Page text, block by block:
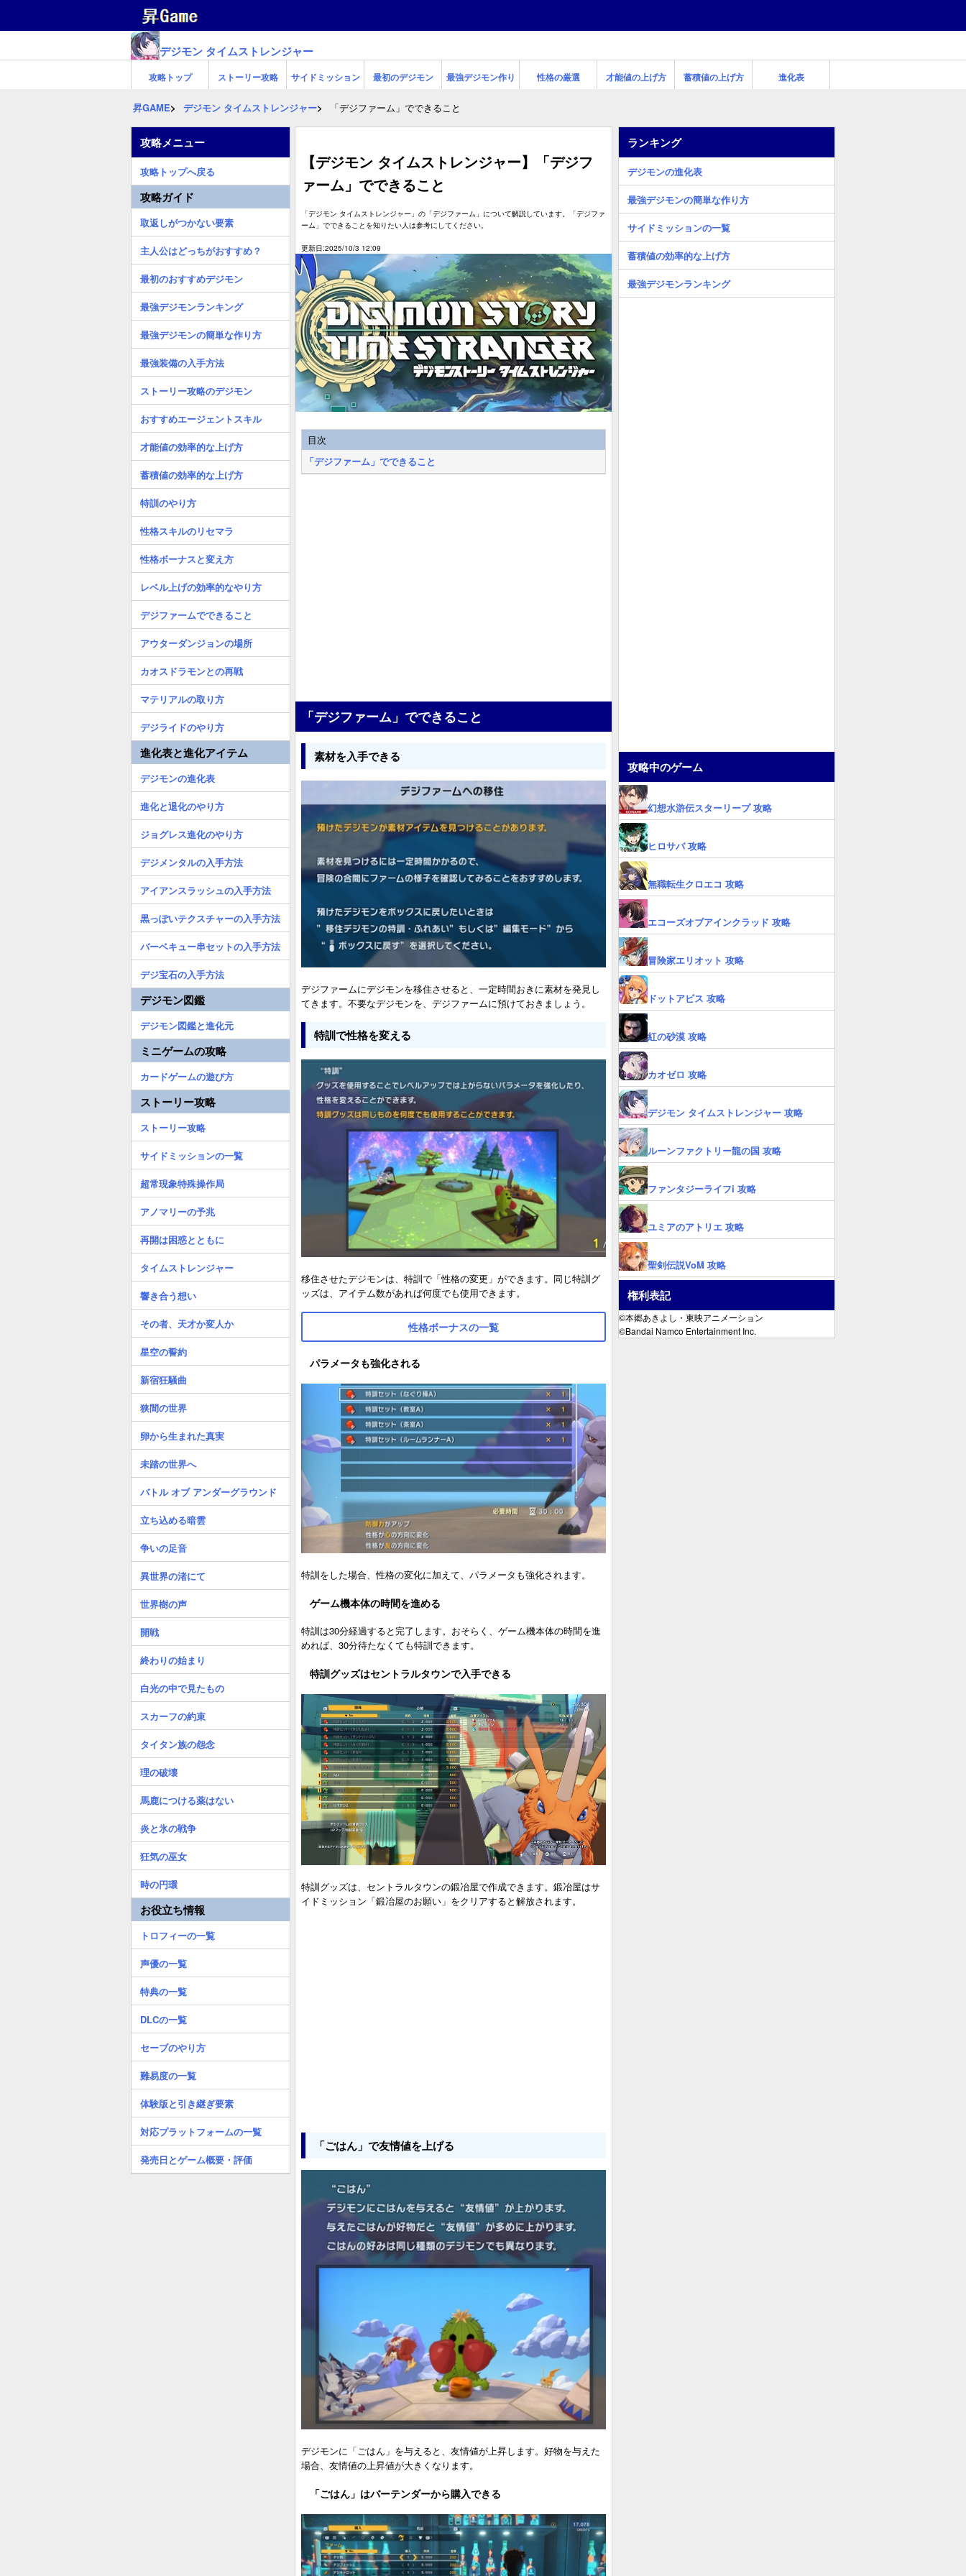
デジモン タイムストレンジャー
攻略トップ ストーリー攻略 サイドミッション 最初のデジモン 最強デジモン作り 性格の厳選 才能値の上げ方 蓄積値の上げ方 進化表
昇GAME デジモン タイムストレンジャー 「デジファーム」でできること
【デジモン タイムストレンジャー】「デジフ
ァーム」でできること
「デジモン タイムストレンジャー」の「デジファーム」について解説しています。「デジファ
ーム」でできることを知りたい人は参考にしてください。
更新日:2025/10/3 12:09
目次
「デジファーム」でできること
「デジファーム」でできること
素材を入手できる
デジファームにデジモンを移住させると、一定時間おきに素材を発見し
てきます。不要なデジモンを、デジファームに預けておきましょう。
特訓で性格を変える
移住させたデジモンは、特訓で「性格の変更」ができます。同じ特訓グ
ッズは、アイテム数があれば何度でも使用できます。
性格ボーナスの一覧
パラメータも強化される
特訓をした場合、性格の変化に加えて、パラメータも強化されます。
ゲーム機本体の時間を進める
特訓は30分経過すると完了します。おそらく、ゲーム機本体の時間を進
めれば、30分待たなくても特訓できます。
特訓グッズはセントラルタウンで入手できる
特訓グッズは、セントラルタウンの鍛冶屋で作成できます。鍛冶屋はサ
イドミッション「鍛冶屋のお願い」をクリアすると解放されます。
「ごはん」で友情値を上げる
デジモンに「ごはん」を与えると、友情値が上昇します。好物を与えた
場合、友情値の上昇値が大きくなります。
「ごはん」はバーテンダーから購入できる
攻略メニュー
攻略トップへ戻る
攻略ガイド
取返しがつかない要素
主人公はどっちがおすすめ？
最初のおすすめデジモン
最強デジモンランキング
最強デジモンの簡単な作り方
最強装備の入手方法
ストーリー攻略のデジモン
おすすめエージェントスキル
才能値の効率的な上げ方
蓄積値の効率的な上げ方
特訓のやり方
性格スキルのリセマラ
性格ボーナスと変え方
レベル上げの効率的なやり方
デジファームでできること
アウターダンジョンの場所
カオスドラモンとの再戦
マテリアルの取り方
デジライドのやり方
進化表と進化アイテム
デジモンの進化表
進化と退化のやり方
ジョグレス進化のやり方
デジメンタルの入手方法
アイアンスラッシュの入手方法
黒っぽいテクスチャーの入手方法
バーベキュー串セットの入手方法
デジ宝石の入手方法
デジモン図鑑
デジモン図鑑と進化元
ミニゲームの攻略
カードゲームの遊び方
ストーリー攻略
ストーリー攻略
サイドミッションの一覧
超常現象特殊操作局
アノマリーの予兆
再開は困惑とともに
タイムストレンジャー
響き合う想い
その者、天才か変人か
星空の誓約
新宿狂騒曲
狭間の世界
卵から生まれた真実
未踏の世界へ
バトル オブ アンダーグラウンド
立ち込める暗雲
争いの足音
異世界の渚にて
世界樹の声
開戦
終わりの始まり
白光の中で見たもの
スカーフの約束
タイタン族の怨念
理の破壊
馬鹿につける薬はない
炎と氷の戦争
狂気の巫女
時の円環
お役立ち情報
トロフィーの一覧
声優の一覧
特典の一覧
DLCの一覧
セーブのやり方
難易度の一覧
体験版と引き継ぎ要素
対応プラットフォームの一覧
発売日とゲーム概要・評価
ランキング
デジモンの進化表
最強デジモンの簡単な作り方
サイドミッションの一覧
蓄積値の効率的な上げ方
最強デジモンランキング
攻略中のゲーム
幻想水滸伝スターリープ 攻略
ヒロサバ 攻略
無職転生クロエコ 攻略
エコーズオブアインクラッド 攻略
冒険家エリオット 攻略
ドットアビス 攻略
紅の砂漠 攻略
カオゼロ 攻略
デジモン タイムストレンジャー 攻略
ルーンファクトリー龍の国 攻略
ファンタジーライフi 攻略
ユミアのアトリエ 攻略
聖剣伝説VoM 攻略
権利表記
©本郷あきよし・東映アニメーション
©Bandai Namco Entertainment Inc.